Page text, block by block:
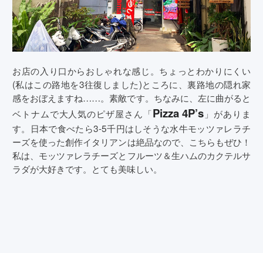
お店の入り口からおしゃれな感じ。ちょっとわかりにくい
(私はこの路地を3往復しました)ところに、裏路地の隠れ家
感をおぼえますね……。素敵です。ちなみに、左に曲がると
ベトナムで大人気のピザ屋さん「Pizza 4P’s 」がありま
す。日本で食べたら3-5千円はしそうな水牛モッツァレラチ
ーズを使った創作イタリアンは絶品なので、こちらもぜひ！
私は、モッツァレラチーズとフルーツ＆生ハムのカクテルサ
ラダが大好きです。とても美味しい。